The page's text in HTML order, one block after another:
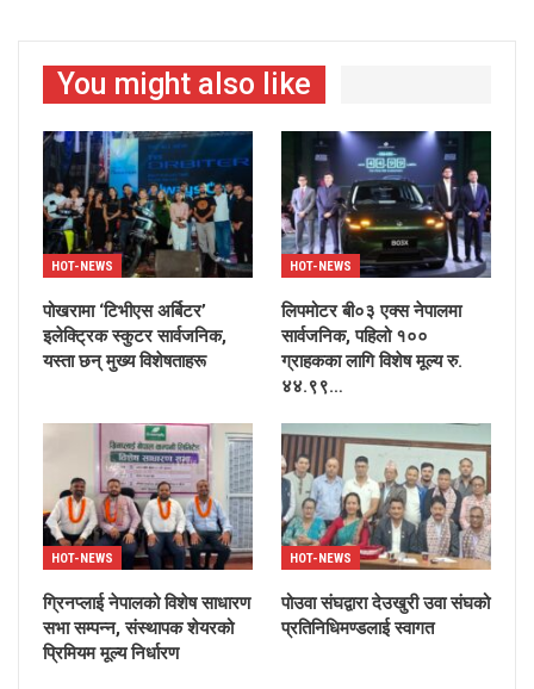
You might also like
HOT-NEWS
पोखरामा ‘टिभीएस अर्बिटर’
इलेक्ट्रिक स्कुटर सार्वजनिक,
यस्ता छन् मुख्य विशेषताहरू
HOT-NEWS
लिपमोटर बी०३ एक्स नेपालमा
सार्वजनिक, पहिलो १००
ग्राहकका लागि विशेष मूल्य रु.
४४.९९…
HOT-NEWS
ग्रिनप्लाई नेपालको विशेष साधारण
सभा सम्पन्न, संस्थापक शेयरको
प्रिमियम मूल्य निर्धारण
HOT-NEWS
पोउवा संघद्वारा देउखुरी उवा संघको
प्रतिनिधिमण्डलाई स्वागत